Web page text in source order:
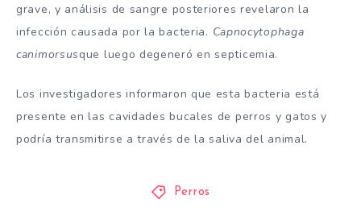
grave, y análisis de sangre posteriores revelaron la
infección causada por la bacteria. Capnocytophaga
canimorsusque luego degeneró en septicemia.
Los investigadores informaron que esta bacteria está
presente en las cavidades bucales de perros y gatos y
podría transmitirse a través de la saliva del animal.
Perros